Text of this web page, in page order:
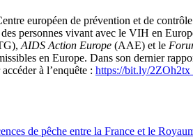
européen de prévention et de
personnes vivant avec le VIH en
AIDS Action Europe (AAE) et le
en Europe. Dans son dernier
à l’enquête : https://bit.ly/2ZOh2tx
de pêche entre la France et le